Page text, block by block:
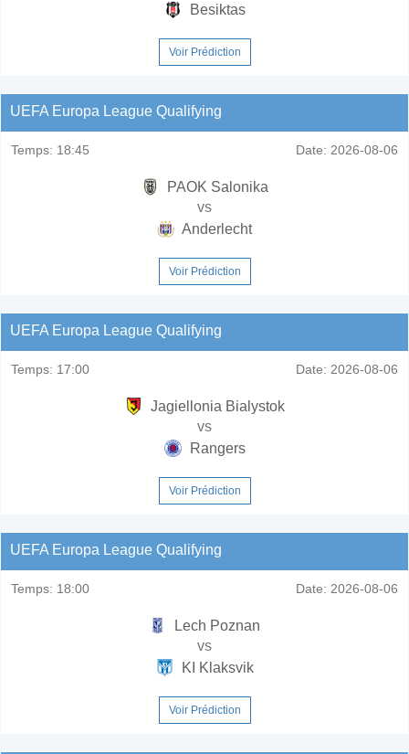
Besiktas
Voir Prédiction
UEFA Europa League Qualifying
Temps: 18:45 Date: 2026-08-06
PAOK Salonika
vs
Anderlecht
Voir Prédiction
UEFA Europa League Qualifying
Temps: 17:00 Date: 2026-08-06
Jagiellonia Bialystok
vs
Rangers
Voir Prédiction
UEFA Europa League Qualifying
Temps: 18:00 Date: 2026-08-06
Lech Poznan
vs
KI Klaksvik
Voir Prédiction